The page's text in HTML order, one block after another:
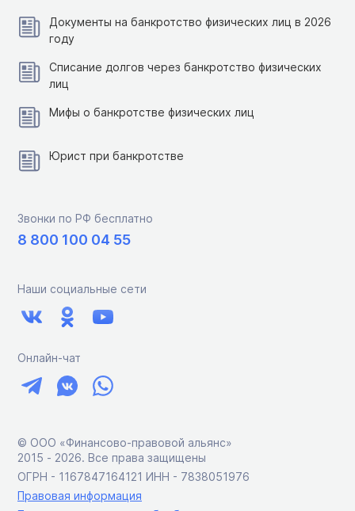
Документы на банкротство физических лиц в 2026
году
Списание долгов через банкротство физических
лиц
Мифы о банкротстве физических лиц
Юрист при банкротстве
Звонки по РФ бесплатно
8 800 100 04 55
Наши социальные сети
Онлайн-чат
© ООО «Финансово-правовой альянс»
2015 ‑ 2026. Все права защищены
ОГРН - 1167847164121 ИНН - 7838051976
Правовая информация